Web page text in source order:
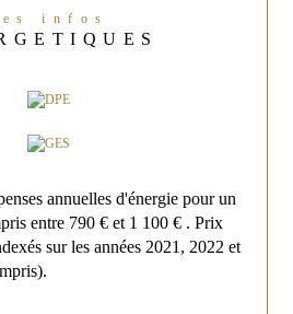
Les infos
annuelles d'énergie pour un
entre 790 € et 1 100 € . Prix
sur les années 2021, 2022 et